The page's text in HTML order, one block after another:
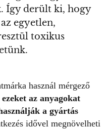
Így derült ki, hogy
egyetlen,
toxikus
használ mérgező
az anyagokat
a gyártás
idővel megnövelheti